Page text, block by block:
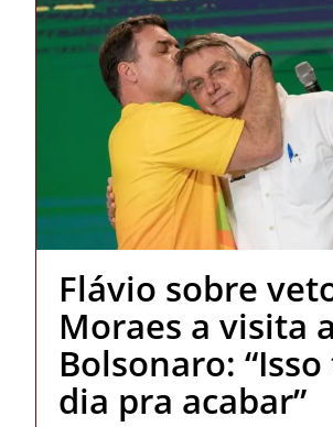
Flávio sobre
Moraes a visita a
Bolsonaro:
dia pra acabar”